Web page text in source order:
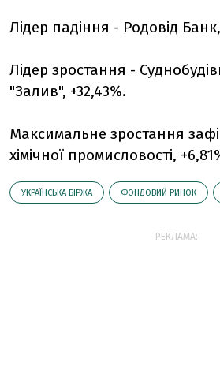
Лідер падіння - Родовід
Лідер зростання -
"Залив", +32,43%.
Максимальне зростання
хімічної промисловості,
УКРАЇНСЬКА БІРЖА ФОНДОВИЙ РИНОК
РЕКЛАМА: